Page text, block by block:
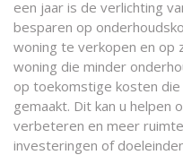
een jaar is de verlichting
besparen op
woning te verkopen en op
woning die minder
op toekomstige kosten
gemaakt. Dit kan u helpen
verbeteren en meer
investeringen of